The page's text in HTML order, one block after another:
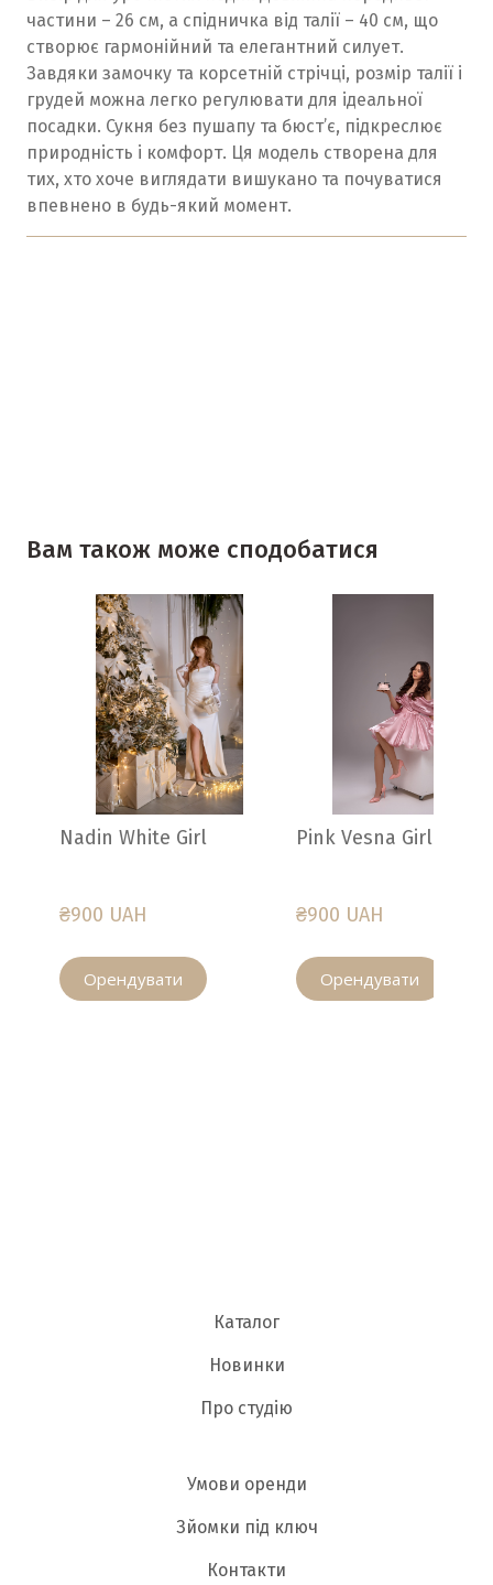
частини – 26 см, а спідничка від талії – 40 см, що
створює гармонійний та елегантний силует.
Завдяки замочку та корсетній стрічці, розмір талії і
грудей можна легко регулювати для ідеальної
посадки. Сукня без пушапу та бюст’є, підкреслює
природність і комфорт. Ця модель створена для
тих, хто хоче виглядати вишукано та почуватися
впевнено в будь-який момент.
Вам також може сподобатися
Nadin White Girl
₴900 UAH
Орендувати
Pink Vesna Girl
₴900 UAH
Орендувати
Каталог
Новинки
Про студію
Умови оренди
Зйомки під ключ
Контакти